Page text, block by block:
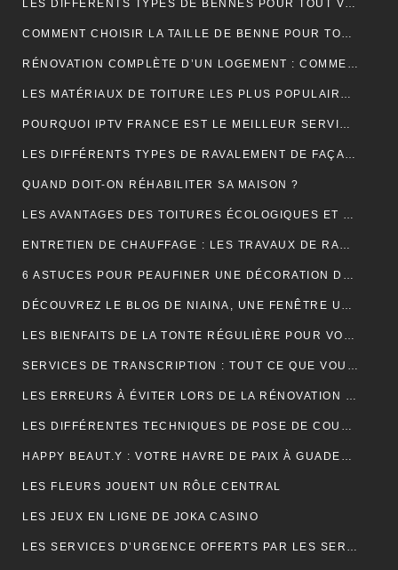
LES DIFFÉRENTS TYPES DE BENNES POUR TOUT VENANT DISPONIBLES
COMMENT CHOISIR LA TAILLE DE BENNE POUR TOUT VENANT ?
RÉNOVATION COMPLÈTE D’UN LOGEMENT : COMMENT PROCÉDER ?
LES MATÉRIAUX DE TOITURE LES PLUS POPULAIRES ET LEURS CARACTÉRISTIQUES
POURQUOI IPTV FRANCE EST LE MEILLEUR SERVICE D’ABONNEMENT IPTV ?
LES DIFFÉRENTS TYPES DE RAVALEMENT DE FAÇADE
QUAND DOIT-ON RÉHABILITER SA MAISON ?
LES AVANTAGES DES TOITURES ÉCOLOGIQUES ET DURABLES
ENTRETIEN DE CHAUFFAGE : LES TRAVAUX DE RAMONAGE EN DÉTAIL
6 ASTUCES POUR PEAUFINER UNE DÉCORATION DE MARIAGE
DÉCOUVREZ LE BLOG DE NIAINA, UNE FENÊTRE UNIQUE SUR MADAGASCAR
LES BIENFAITS DE LA TONTE RÉGULIÈRE POUR VOTRE PELOUSE
SERVICES DE TRANSCRIPTION : TOUT CE QUE VOUS DEVEZ SAVOIR
LES ERREURS À ÉVITER LORS DE LA RÉNOVATION DE VOTRE TOITURE
LES DIFFÉRENTES TECHNIQUES DE POSE DE COUVERTURE
HAPPY BEAUT.Y : VOTRE HAVRE DE PAIX À GUADELOUPE ET À PARIS
LES FLEURS JOUENT UN RÔLE CENTRAL
LES JEUX EN LIGNE DE JOKA CASINO
LES SERVICES D’URGENCE OFFERTS PAR LES SERRURIERS À PARIS